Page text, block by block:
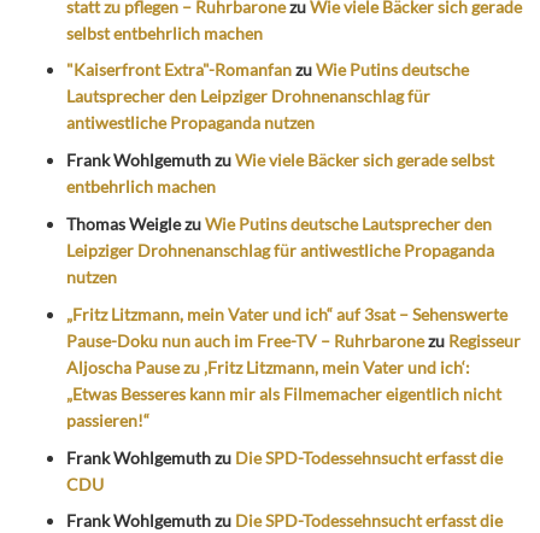
statt zu pflegen – RuhrbaronezuWie viele Bäcker sich gerade
selbst entbehrlich machen
"Kaiserfront Extra"-RomanfanzuWie Putins deutsche
Lautsprecher den Leipziger Drohnenanschlag für
antiwestliche Propaganda nutzen
Frank WohlgemuthzuWie viele Bäcker sich gerade selbst
entbehrlich machen
Thomas WeiglezuWie Putins deutsche Lautsprecher den
Leipziger Drohnenanschlag für antiwestliche Propaganda
nutzen
„Fritz Litzmann, mein Vater und ich“ auf 3sat – Sehenswerte
Pause-Doku nun auch im Free-TV – Ruhrbaronezu Regisseur
Aljoscha Pause zu ‚Fritz Litzmann, mein Vater und ich‘:
„Etwas Besseres kann mir als Filmemacher eigentlich nicht
passieren!“
Frank Wohlgemuthzu Die SPD-Todessehnsucht erfasst die
CDU
Frank Wohlgemuthzu Die SPD-Todessehnsucht erfasst die